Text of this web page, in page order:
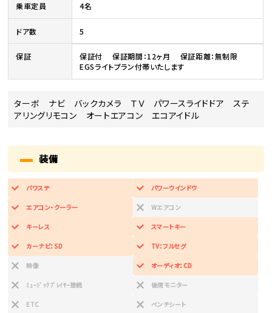
乗車定員 4名
ドア数 5
保証
保証付 保証期間：12ヶ月 保証距離：無制限
EGSライトプラン付帯いたします
ターボ ナビ バックカメラ ＴＶ パワースライドドア ステ
アリングリモコン オートエアコン エコアイドル
装備
パワステ パワーウインドウ
エアコン・クーラー Wエアコン
キーレス スマートキー
カーナビ：SD TV：フルセグ
映像 オーディオ：CD
ﾐｭｰｼﾞｯｸﾌﾟﾚｲﾔｰ接続 後席モニター
ETC ベンチシート